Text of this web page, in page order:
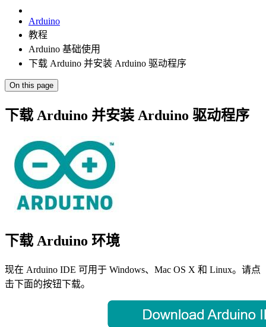
Arduino
教程
Arduino 基础使用
下载 Arduino 并安装 Arduino 驱动程序
On this page
下载 Arduino 并安装 Arduino 驱动程序
下载 Arduino 环境
现在 Arduino IDE 可用于 Windows、Mac OS X 和 Linux。请点
击下面的按钮下载。